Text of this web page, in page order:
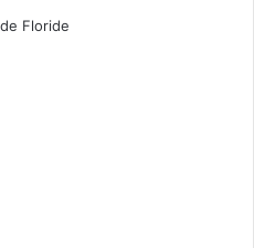
Floride